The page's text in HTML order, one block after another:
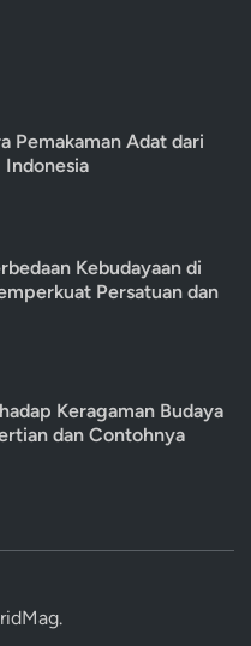
Pemakaman Adat dari
Indonesia
Kebudayaan di
Persatuan dan
Keragaman Budaya
dan Contohnya
.